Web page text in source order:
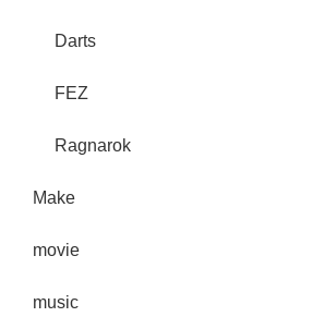
Darts
FEZ
Ragnarok
Make
movie
music